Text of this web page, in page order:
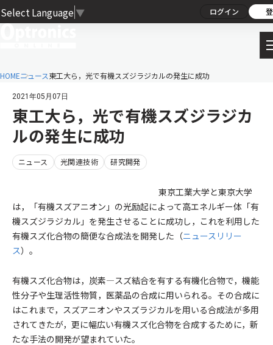
Select Language ▼ ログイン
HOMEニュース東工大ら，光で有機スズジラジカルの発生に成功
2021年05月07日
東工大ら，光で有機スズジラジカ
ルの発生に成功
ニュース 光関連技術 研究開発
東京工業大学と東京大学
は，「有機スズアニオン」の光励起によって高エネルギー体「有
機スズジラジカル」を発生させることに成功し，これを利用した
有機スズ化合物の簡便な合成法を開発した（ニュースリリー
ス）。
有機スズ化合物は，炭素―スズ結合を有する有機化合物で，機能
性分子や生理活性物質，医薬品の合成に用いられる。その合成に
はこれまで，スズアニオンやスズラジカルを用いる合成法が多用
されてきたが，更に幅広い有機スズ化合物を合成するために，新
たな手法の開発が望まれていた。